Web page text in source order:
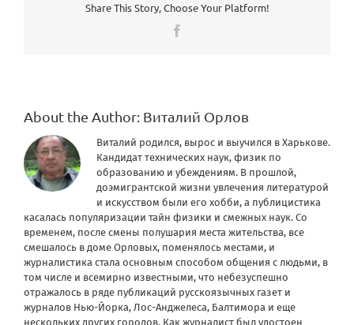
Share This Story, Choose Your Platform!
About the Author: Виталий Орлов
Виталий родился, вырос и выучился в Харькове.
Кандидат технических наук, физик по
образованию и убеждениям. В прошлой,
доэмигрантской жизни увлечения литературой
и искусством были его хобби, а публицистика
касалась популяризации тайн физики и смежных наук. Со
временем, после смены полушария места жительства, все
смешалось в доме Орловых, поменялось местами, и
журналистика стала основным способом общения с людьми, в
том числе и всемирно известными, что небезуспешно
отражалось в ряде публикаций русскоязычных газет и
журналов Нью-Йорка, Лос-Анджелеса, Балтимора и еще
нескольких других городов. Как журналист был удостоен